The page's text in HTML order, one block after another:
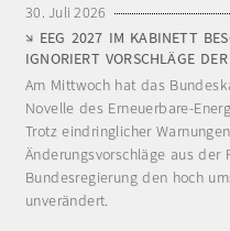
30. Juli 2026
EEG 2027 IM KABINETT
IGNORIERT VORSCHLÄGE
Am Mittwoch hat das
Novelle des Erneuerbare-
Trotz eindringlicher
Änderungsvorschläge aus der
Bundesregierung den hoch
unverändert.